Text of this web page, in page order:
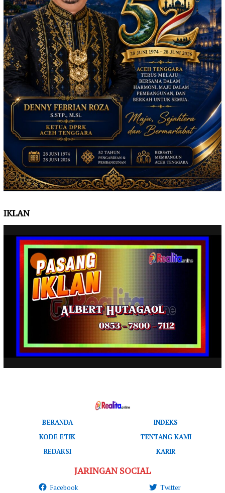
IKLAN
BERANDA
INDEKS
KODE ETIK
TENTANG KAMI
REDAKSI
KARIR
JARINGAN SOCIAL
Facebook Twitter